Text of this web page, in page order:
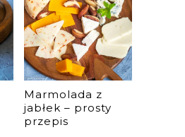
Marmolada z
jabłek – prosty
przepis